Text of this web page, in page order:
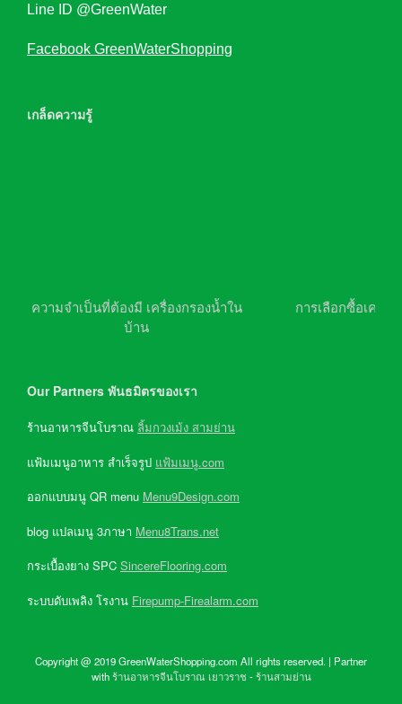
Line ID @GreenWater
Facebook GreenWaterShopping
เกล็ดความรู้
ความจำเป็นที่ต้องมี เครื่องกรองน้ำใน
บ้าน
การเลือกซื้อเครื่อ
Our Partners พันธมิตรของเรา
ร้านอาหารจีนโบราณ ลิ้มกวงเม้ง สามย่าน
แฟ้มเมนูอาหาร สำเร็จรูป แฟ้มเมนู.com
ออกแบบมนู QR menu Menu9Design.com
blog แปลเมนู 3ภาษา Menu8Trans.net
กระเบื้องยาง SPC SincereFlooring.com
ระบบดับเพลิง โรงาน Firepump-Firealarm.com
Copyright @ 2019 GreenWaterShopping.com All rights reserved. | Partner
withร้านอาหารจีนโบราณ เยาวราช-ร้านสามย่าน